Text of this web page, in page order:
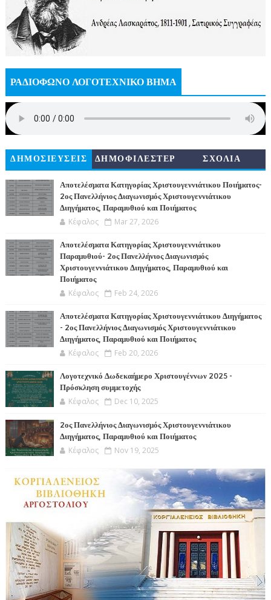
ΡΑΔΙΟΦΩΝΟ ΛΟΓΟΤΕΧΝΙΚΟ ΒΗΜΑ
ΔΗΜΟΣΙΕΥΣΕΙΣ
ΔΗΜΟΦΙΛΕΣΤΕΡ
ΣΧΟΛΙΑ
Αποτελέσματα Κατηγορίας Χριστουγεννιάτικου Ποιήματος-
2ος Πανελλήνιος Διαγωνισμός Χριστουγεννιάτικου
Διηγήματος, Παραμυθιού και Ποιήματος
Κέφαλος Mar 27, 2026
Αποτελέσματα Κατηγορίας Χριστουγεννιάτικου
Παραμυθιού- 2ος Πανελλήνιος Διαγωνισμός
Χριστουγεννιάτικου Διηγήματος, Παραμυθιού και
Ποιήματος
Κέφαλος Feb 24, 2026
Αποτελέσματα Κατηγορίας Χριστουγεννιάτικου Διηγήματος
- 2ος Πανελλήνιος Διαγωνισμός Χριστουγεννιάτικου
Διηγήματος, Παραμυθιού και Ποιήματος
Κέφαλος Feb 20, 2026
Λογοτεχνικό Δωδεκαήμερο Χριστουγέννων 2025 -
Πρόσκληση συμμετοχής
Κέφαλος Dec 10, 2025
2ος Πανελλήνιος Διαγωνισμός Χριστουγεννιάτικου
Διηγήματος, Παραμυθιού και Ποιήματος
Κέφαλος Nov 19, 2025